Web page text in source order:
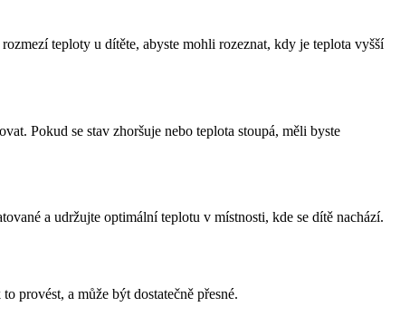
teploty u dítěte, abyste mohli rozeznat, kdy je teplota vyšší
Pokud se stav zhoršuje nebo teplota stoupá, měli byste
a udržujte optimální teplotu v místnosti, kde se dítě nachází.
provést, a může být dostatečně přesné.